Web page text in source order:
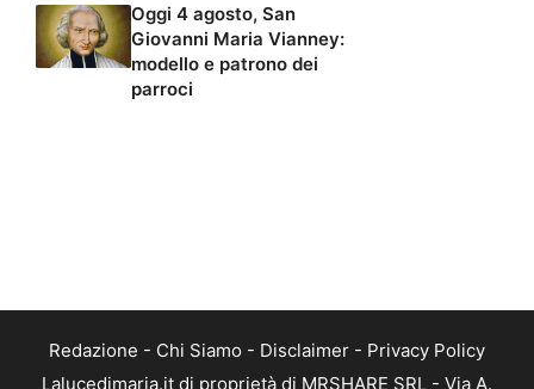
Oggi 4 agosto, San
Giovanni Maria Vianney:
modello e patrono dei
parroci
Redazione - Chi Siamo - Disclaimer - Privacy Policy
Lalucedimaria.it di proprietà di MRSHARE SRL - Via A.